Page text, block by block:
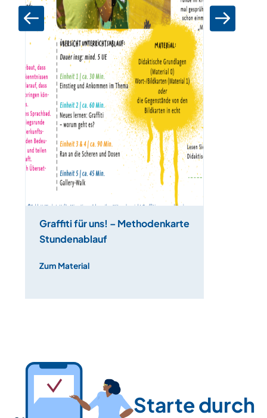
Graffiti für uns! – Methodenkarte
Stundenablauf
Zum Material
Starte durch